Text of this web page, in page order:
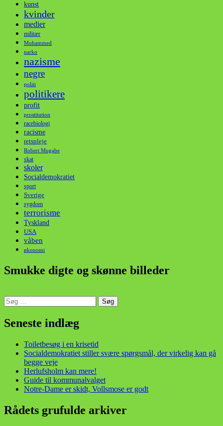
kunst
kvinder
medier
militær
Muhammed
narko
nazisme
negre
politi
politikere
profit
prostitution
racebiologi
racisme
retspleje
Robert Mugabe
skat
skoler
Socialdemokratiet
sport
Sverige
sygdom
terrorisme
Tyskland
USA
våben
økonomi
Smukke digte og skønne billeder
Søg
efter:
Seneste indlæg
Toiletbesøg i en krisetid
Socialdemokratiet stiller svære spørgsmål, der virkelig kan gå
begge veje
Herlufsholm kan mere!
Guide til kommunalvalget
Notre-Dame er skidt, Vollsmose er godt
Rådets grufulde arkiver